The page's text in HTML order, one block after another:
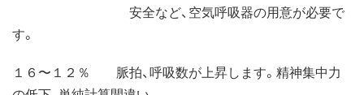
安全など、空気呼吸器の用意が必要で
す。
１６〜１２％ 脈拍、呼吸数が上昇します。精神集中力